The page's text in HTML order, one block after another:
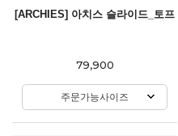
[ARCHIES] 아치스 슬라이드_토프
79,900
주문가능사이즈